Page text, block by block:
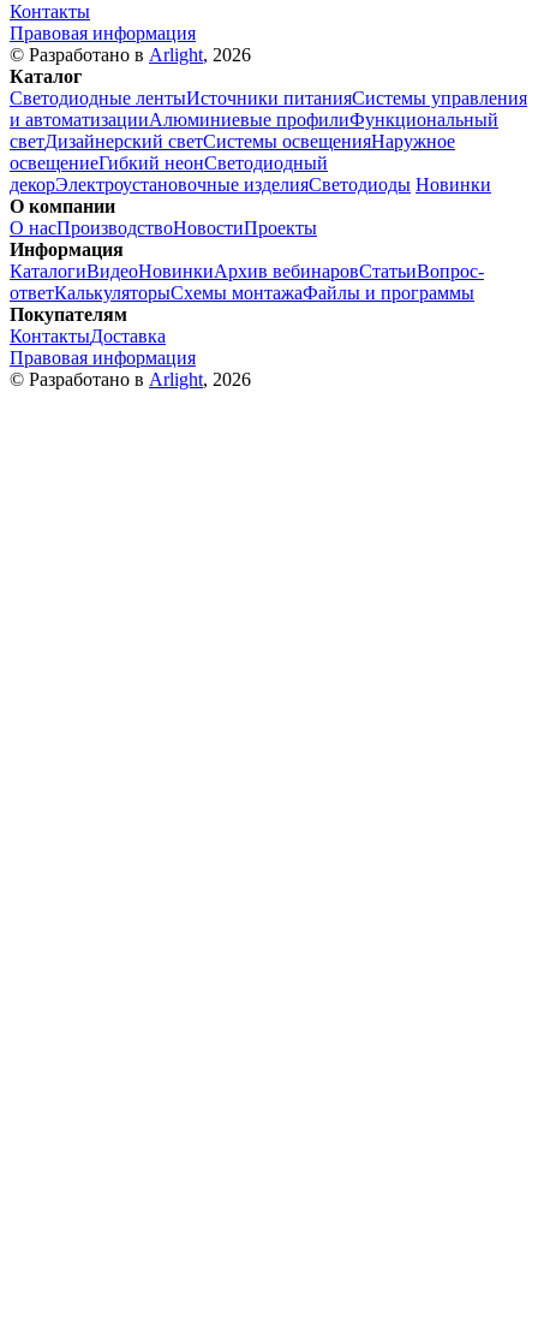
Контакты
Правовая информация
© Разработано в Arlight, 2026
Каталог
Светодиодные лентыИсточники питанияСистемы управления
и автоматизацииАлюминиевые профилиФункциональный
светДизайнерский светСистемы освещенияНаружное
освещениеГибкий неонСветодиодный
декорЭлектроустановочные изделияСветодиоды Новинки
О компании
О насПроизводствоНовостиПроекты
Информация
КаталогиВидеоНовинкиАрхив вебинаровСтатьиВопрос-
ответКалькуляторыСхемы монтажаФайлы и программы
Покупателям
КонтактыДоставка
Правовая информация
© Разработано в Arlight, 2026